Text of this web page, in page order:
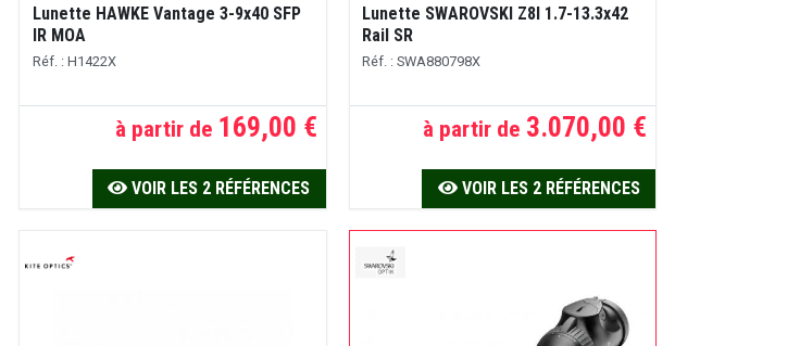
Lunette HAWKE Vantage 3-9x40 SFP
IR MOA
Réf. : H1422X
à partir de169,00 €
VOIR LES 2 RÉFÉRENCES
Lunette SWAROVSKI Z8I 1.7-13.3x42
Rail SR
Réf. : SWA880798X
à partir de3.070,00 €
VOIR LES 2 RÉFÉRENCES